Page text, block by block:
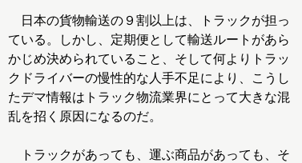
日本の貨物輸送の９割以上は、トラックが担っ
ている。しかし、定期便として輸送ルートがあら
かじめ決められていること、そして何よりトラッ
クドライバーの慢性的な人手不足により、こうし
たデマ情報はトラック物流業界にとって大きな混
乱を招く原因になるのだ。
トラックがあっても、運ぶ商品があっても、そ